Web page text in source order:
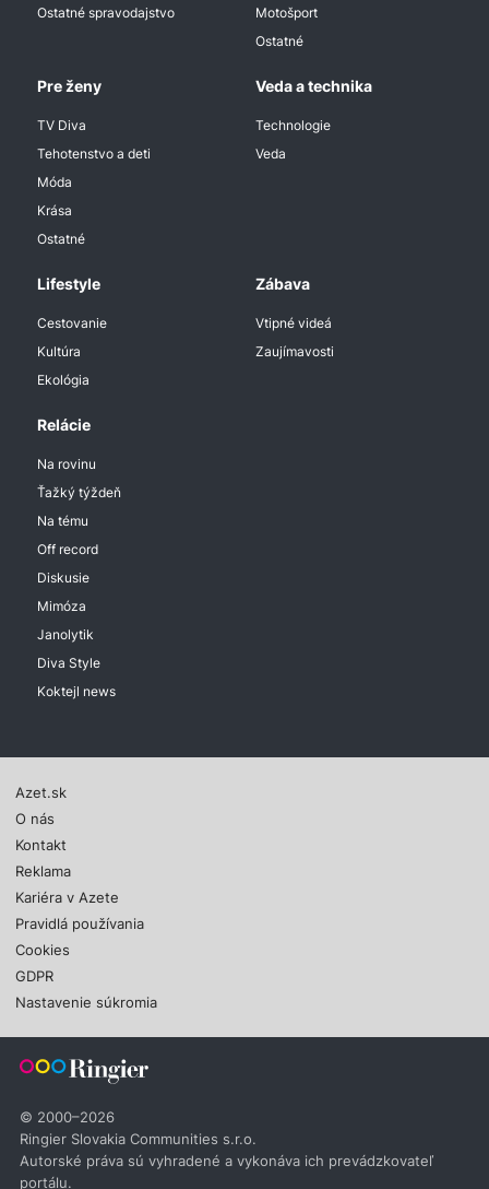
Ostatné spravodajstvo
Motošport
Ostatné
Pre ženy
TV Diva
Tehotenstvo a deti
Móda
Krása
Ostatné
Veda a technika
Technologie
Veda
Lifestyle
Cestovanie
Kultúra
Ekológia
Zábava
Vtipné videá
Zaujímavosti
Relácie
Na rovinu
Ťažký týždeň
Na tému
Off record
Diskusie
Mimóza
Janolytik
Diva Style
Koktejl news
Azet.sk
O nás
Kontakt
Reklama
Kariéra v Azete
Pravidlá používania
Cookies
GDPR
Nastavenie súkromia
© 2000–2026
Ringier Slovakia Communities s.r.o.
Autorské práva sú vyhradené a vykonáva ich prevádzkovateľ
portálu.